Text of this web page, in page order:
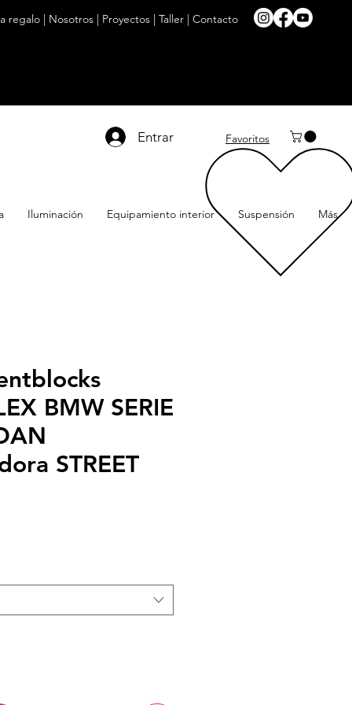
regalo | Nosotros | Proyectos | Taller | Contacto
Entrar Favoritos
Iluminación Equipamiento interior Suspensión Más
BMW SERIE
STREET